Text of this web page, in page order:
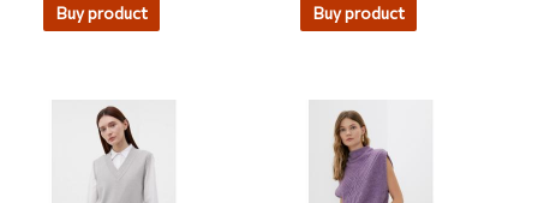
Buy product Buy product